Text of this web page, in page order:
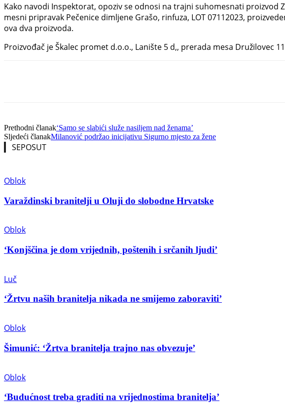
Kako navodi Inspektorat, opoziv se odnosi na trajni suhomesnati proizvod
mesni pripravak Pečenice dimljene Grašo, rinfuza, LOT 07112023,
ova dva proizvoda.
Proizvođač je Škalec promet d.o.o., Lanište 5 d,, prerada mesa Družilovec
Prethodni članak‘Samo se slabići služe nasiljem nad ženama’
Sljedeći članakMilanović podržao inicijativu Sigurno mjesto za žene
SEPOSUT
Oblok
Varaždinski branitelji u Oluji do slobodne Hrvatske
Oblok
‘Konjščina je dom vrijednih, poštenih i srčanih ljudi’
Luč
‘Žrtvu naših branitelja nikada ne smijemo zaboraviti’
Oblok
Šimunić: ‘Žrtva branitelja trajno nas obvezuje’
Oblok
‘Budućnost treba graditi na vrijednostima branitelja’